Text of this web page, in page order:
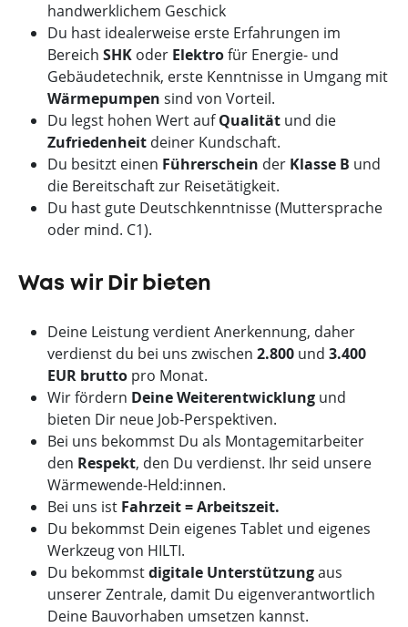
handwerklichem Geschick
Du hast idealerweise erste Erfahrungen im
Bereich SHK oder Elektrofür Energie- und
Gebäudetechnik, erste Kenntnisse in Umgang mit
Wärmepumpen sind von Vorteil.
Du legst hohen Wert aufQualität und die
Zufriedenheit deiner Kundschaft.
Du besitzt einen Führerschein der Klasse B und
die Bereitschaft zur Reisetätigkeit.
Du hast gute Deutschkenntnisse (Muttersprache
oder mind. C1).
Was wir Dir bieten
Deine Leistung verdient Anerkennung, daher
verdienst du bei uns zwischen 2.800 und 3.400
EUR brutto pro Monat.
Wir fördern Deine Weiterentwicklung und
bieten Dir neue Job-Perspektiven.
Bei uns bekommst Du als Montagemitarbeiter
den Respekt, den Du verdienst. Ihr seid unsere
Wärmewende-Held:innen.
Bei uns ist Fahrzeit = Arbeitszeit.
Du bekommst Dein eigenes Tablet und eigenes
Werkzeug von HILTI.
Du bekommstdigitale Unterstützungaus
unserer Zentrale, damit Du eigenverantwortlich
Deine Bauvorhaben umsetzen kannst.